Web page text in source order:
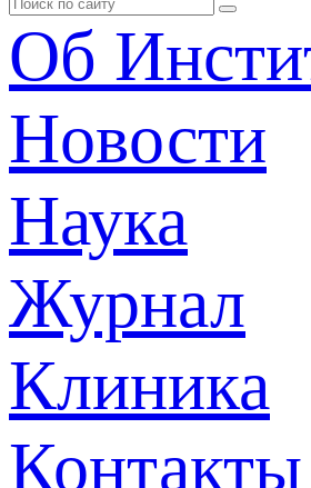
Об
Новости
Наука
Журнал
Клиника
Контакты